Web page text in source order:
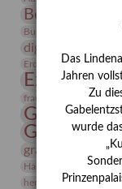
Bernhard
Burg Posterstein
digitallabor
Erdmann Julius
frauen Frauen in
Gerhard-
Gerhard
grafische
Hanns-Conon von der
herman de vries
Das
Jahren
Zu
wurde